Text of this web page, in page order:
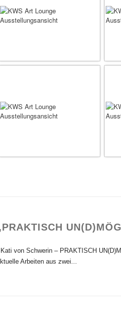
von Schwerin – PRAKTISCH
Arbeiten aus zwei...